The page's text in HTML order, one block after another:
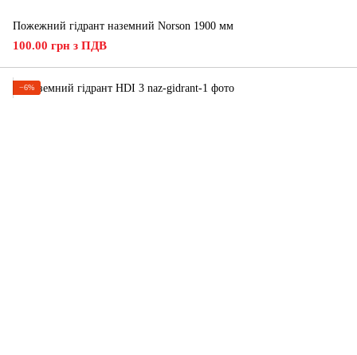
Пожежний гідрант наземний Norson 1900 мм
100.00 грн з ПДВ
−6%